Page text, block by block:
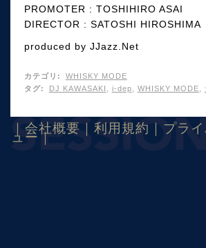
PROMOTER : TOSHIHIRO ASAI
DIRECTOR : SATOSHI HIROSHIMA
produced by JJazz.Net
カテゴリ :
WHISKY MODE
タグ: DJ KAWASAKI i-dep WHISKY MODE
会社概要 利用規約 プラ
ュー ｜